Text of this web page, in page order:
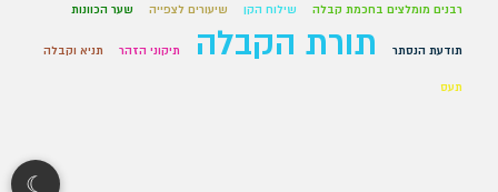
רבנים מומלצים בחכמת קבלה שילוח הקן שיעורים לצפייה שער הכוונות
תודעת הנסתר תורת הקבלה תיקוני הזהר תניא וקבלה
תעס
☾